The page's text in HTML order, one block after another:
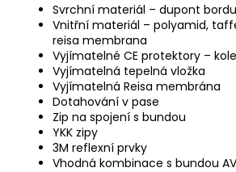
Svrchní materiál – dupont
Vnitřní materiál – polyamid,
reisa membrana
Vyjímatelné CE protektory –
Vyjímatelná tepelná vložka
Vyjímatelná Reisa membrána
Dotahování v pase
Zip na spojení s bundou
YKK zipy
3M reflexní prvky
Vhodná kombinace s bundou